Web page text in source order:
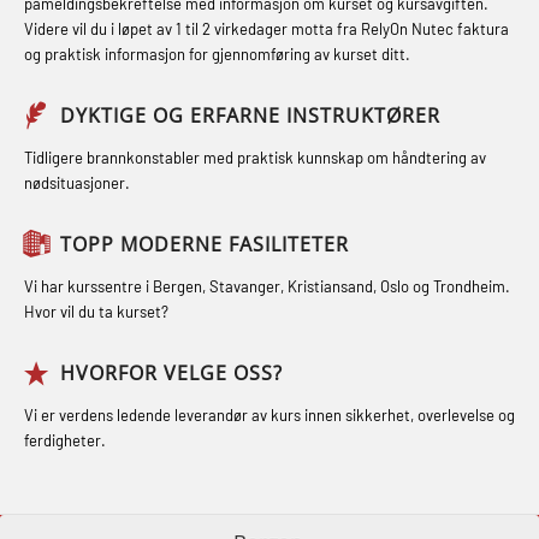
Førstehjelp – repetisjon (OFA102)
Førstehjelp grunnkurs (OFABLE101)
GOC sertifikat grunnleggende
(GMDSS) (MRC101)
GOC sertifikat repetisjon (GMDSS)
(MRC102)
GSK Sikkerhetskurs offshore for
oljearbeidere (OBS1055)
GWO: BST – Offshore (Blended with
(RBSBLE018)
STCW Kombi Oppdatering Offiserer
og Medisinsk Behandling med
Webinar (MBS1341)
STCW Oppdatering for offiserer 24 t
(MBS114)
STCW Medisinsk førstehjelp (MFA1081)
STCW Medisinsk førstehjelp
oppdatering (MBSBLE025)
STCW Oppdatering Medisinsk
Påbygging fra Offshore Norge til
Røykdykking industrivern –
repetisjon (LFI105)
Sikkerhetskurs for ansatte på
oppdrettsanlegg (LBS100)
Ulykkesgransking – Webinar (LSP103)
(LFI100)
Videre vil du i løpet av 1 til 2 virkedager motta fra RelyOn Nutec faktura
og praktisk informasjon for gjennomføring av kurset ditt.
DYKTIGE OG ERFARNE INSTRUKTØRER
Tidligere brannkonstabler med praktisk kunnskap om håndtering av
nødsituasjoner.
TOPP MODERNE FASILITETER
Vi har kurssentre i Bergen, Stavanger, Kristiansand, Oslo og Trondheim.
Hvor vil du ta kurset?
HVORFOR VELGE OSS?
Vi er verdens ledende leverandør av kurs innen sikkerhet, overlevelse og
ferdigheter.